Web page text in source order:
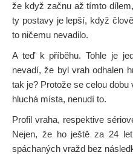
že když začnu až tímto
ty postavy je lepší, když
to ničemu nevadilo.
A teď k příběhu. Tohle je
nevadí, že byl vrah odhalen
tak je? Protože se celou
hluchá místa, nenudí to.
Profil vraha, respektive
Nejen, že ho ještě za 24
spáchaných vražd bez